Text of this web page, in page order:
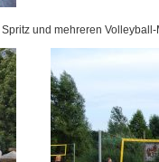
und mehreren